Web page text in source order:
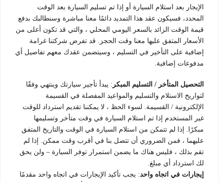
الإيجار بعد استلام السيارة أو إذا تم تسليم السيارة بعد الوقت
المحدد، فسيكون عقد هذا التمديد دائمًا معنا مباشرة وسنطالبك بدفع
قيمة الوقت الزائد بالسعر اليومي المحلي ، والتي قد تكون أعلى من
الأسعار المتفق عليها معنا وقت الحجز. قد تفرض شركتنا غرامة
إضافية على التأخير في التسليم ، وسيتضمن عقدك معهم تفاصيل أي
مدفوعات إضافية.
التحصيل المتأخر / التسليم المبكر : يبدأ تأجير سيارتك وينتهي وفقًا
لتواريخ الاستلام والتسليم والمواعيد المفصلة في القسيمة
الإلكترونية / القسيمة. لسوء الحظ ، لا يمكننا تقديم استرداد للوقت
غير المستخدم إذا تم استلام السيارة في وقت متأخر وتسليمها
مبكرًا. إذا لم تتمكن من استلام السيارة في الوقت والتاريخ المتفق
عليهما ، فمن الضروري أن تتصل بنا في أقرب وقت ممكن. إذا لم
تقم بذلك ، فليس هناك ما يضمن استمرار توفر السيارة – ولن يحق
لك استرداد أي مبلغ.
إيجارات في اتجاه واحد: يجب تأكيد الإيجارات في اتجاه واحد مقدمًا